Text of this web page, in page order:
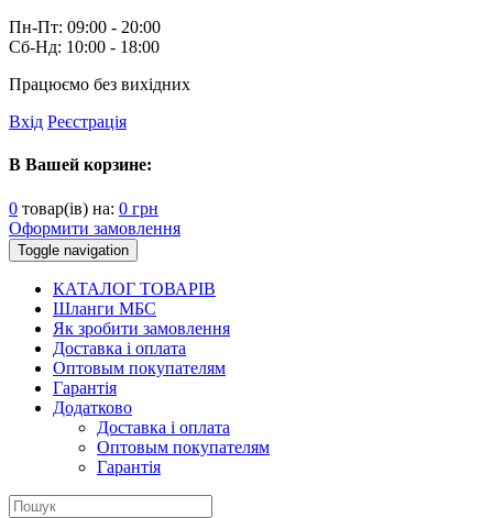
Пн-Пт: 09:00 - 20:00
Сб-Нд: 10:00 - 18:00
Працюємо без вихідних
Вхід Реєстрація
В Вашей корзине:
0 товар(ів) на: 0 грн
Оформити замовлення
Toggle navigation
КАТАЛОГ ТОВАРІВ
Шланги МБС
Як зробити замовлення
Доставка і оплата
Оптовым покупателям
Гарантія
Додатково
Доставка і оплата
Оптовым покупателям
Гарантія